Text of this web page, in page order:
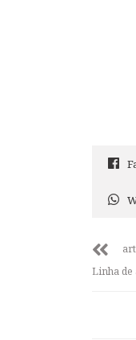
Linha de